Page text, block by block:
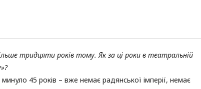
тридцяти років тому. Як за ці роки в театральній
45 років – вже немає радянської імперії, немає